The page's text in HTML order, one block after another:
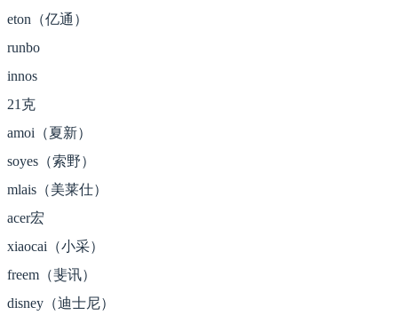
eton（亿通）
runbo
innos
21克
amoi（夏新）
soyes（索野）
mlais（美莱仕）
acer宏
xiaocai（小采）
freem（斐讯）
disney（迪士尼）